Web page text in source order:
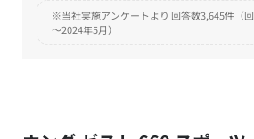
※当社実施アンケートより 回答数3,645件（
～2024年5月）